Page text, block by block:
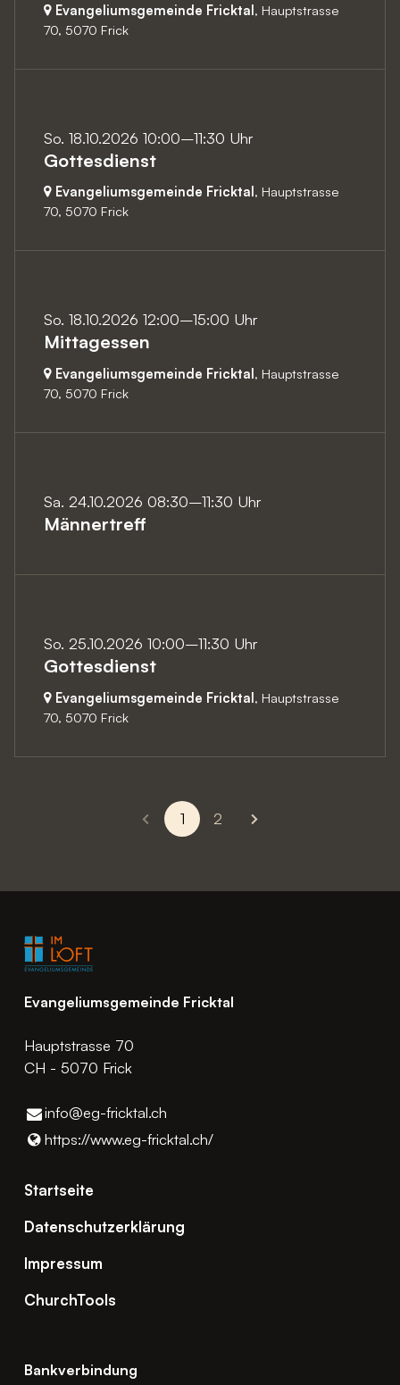
Evangeliumsgemeinde Fricktal, Hauptstrasse
70, 5070 Frick
So. 18.10.2026 10:00–11:30 Uhr
Gottesdienst
Evangeliumsgemeinde Fricktal , Hauptstrasse
70, 5070 Frick
So. 18.10.2026 12:00–15:00 Uhr
Mittagessen
Evangeliumsgemeinde Fricktal, Hauptstrasse
70, 5070 Frick
Sa. 24.10.2026 08:30–11:30 Uhr
Männertreff
So. 25.10.2026 10:00–11:30 Uhr
Gottesdienst
Evangeliumsgemeinde Fricktal, Hauptstrasse
70, 5070 Frick
1 2
Evangeliumsgemeinde Fricktal
Hauptstrasse 70
CH - 5070 Frick
info@​eg-fricktal.​ch
https://www.​eg-fricktal.​ch/
Startseite
Datenschutzerklärung
Impressum
ChurchTools
Bankverbindung